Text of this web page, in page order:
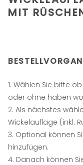
IT RÜSCHEN
Wählen Sie bitte
oder ohne haben
Als nächstes
Wickelauflage (inkl.
Optional können
hinzufügen.
Danach können